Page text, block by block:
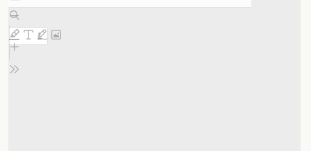
au
contenu
PDF